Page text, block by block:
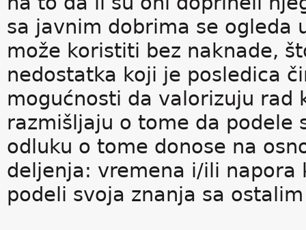
sa javnim dobrima se ogleda
može koristiti bez naknade,
nedostatka koji je posledica
mogućnosti da valorizuju rad
razmišljaju o tome da podele
odluku o tome donose na
deljenja: vremena i/ili napora
podeli svoja znanja sa